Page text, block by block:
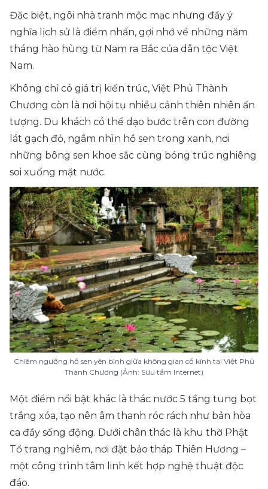
Đặc biệt, ngôi nhà tranh mộc mạc nhưng đầy ý
nghĩa lịch sử là điểm nhấn, gợi nhớ về những năm
tháng hào hùng từ Nam ra Bắc của dân tộc Việt
Nam.
Không chỉ có giá trị kiến trúc, Việt Phủ Thành
Chương còn là nơi hội tụ nhiều cảnh thiên nhiên ấn
tượng. Du khách có thể dạo bước trên con đường
lát gạch đỏ, ngắm nhìn hồ sen trong xanh, nơi
những bông sen khoe sắc cùng bóng trúc nghiêng
soi xuống mặt nước.
Chiêm ngưỡng hồ sen yên bình giữa không gian cổ kính tại Việt Phủ
Thành Chương (Ảnh: Sưu tầm Internet)
Một điểm nổi bật khác là thác nước 5 tầng tung bọt
trắng xóa, tạo nên âm thanh róc rách như bản hòa
ca đầy sống động. Dưới chân thác là khu thờ Phật
Tổ trang nghiêm, nơi đặt bảo tháp Thiên Hương –
một công trình tâm linh kết hợp nghệ thuật độc
đáo.